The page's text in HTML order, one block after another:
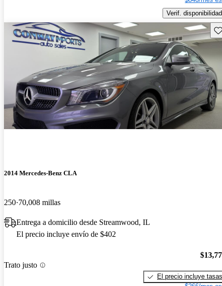
Verif. disponibilidad
2014 Mercedes-Benz CLA
250 70,008 millas
Entrega a domicilio desde Streamwood, IL
El precio incluye envío de $402
Trato justo
El precio incluye tasas